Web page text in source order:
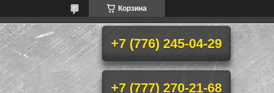
Корзина
+7 (776) 245-04-29
+7 (777) 270-21-68